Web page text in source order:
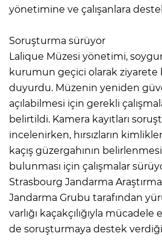
yönetimine ve çalışanlara
Soruşturma sürüyor
Lalique Müzesi yönetimi,
kurumun geçici olarak ziyarete
duyurdu. Müzenin yeniden
açılabilmesi için gerekli
belirtildi. Kamera kayıtları
incelenirken, hırsızların
kaçış güzergahının
bulunması için çalışmalar
Strasbourg Jandarma
Jandarma Grubu tarafından
varlığı kaçakçılığıyla
de soruşturmaya destek verdiği